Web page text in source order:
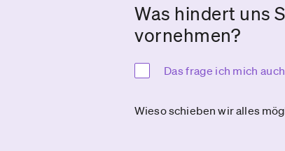
Was hindert uns
vornehmen?
Das frage ich mich auch
Wieso schieben wir alles